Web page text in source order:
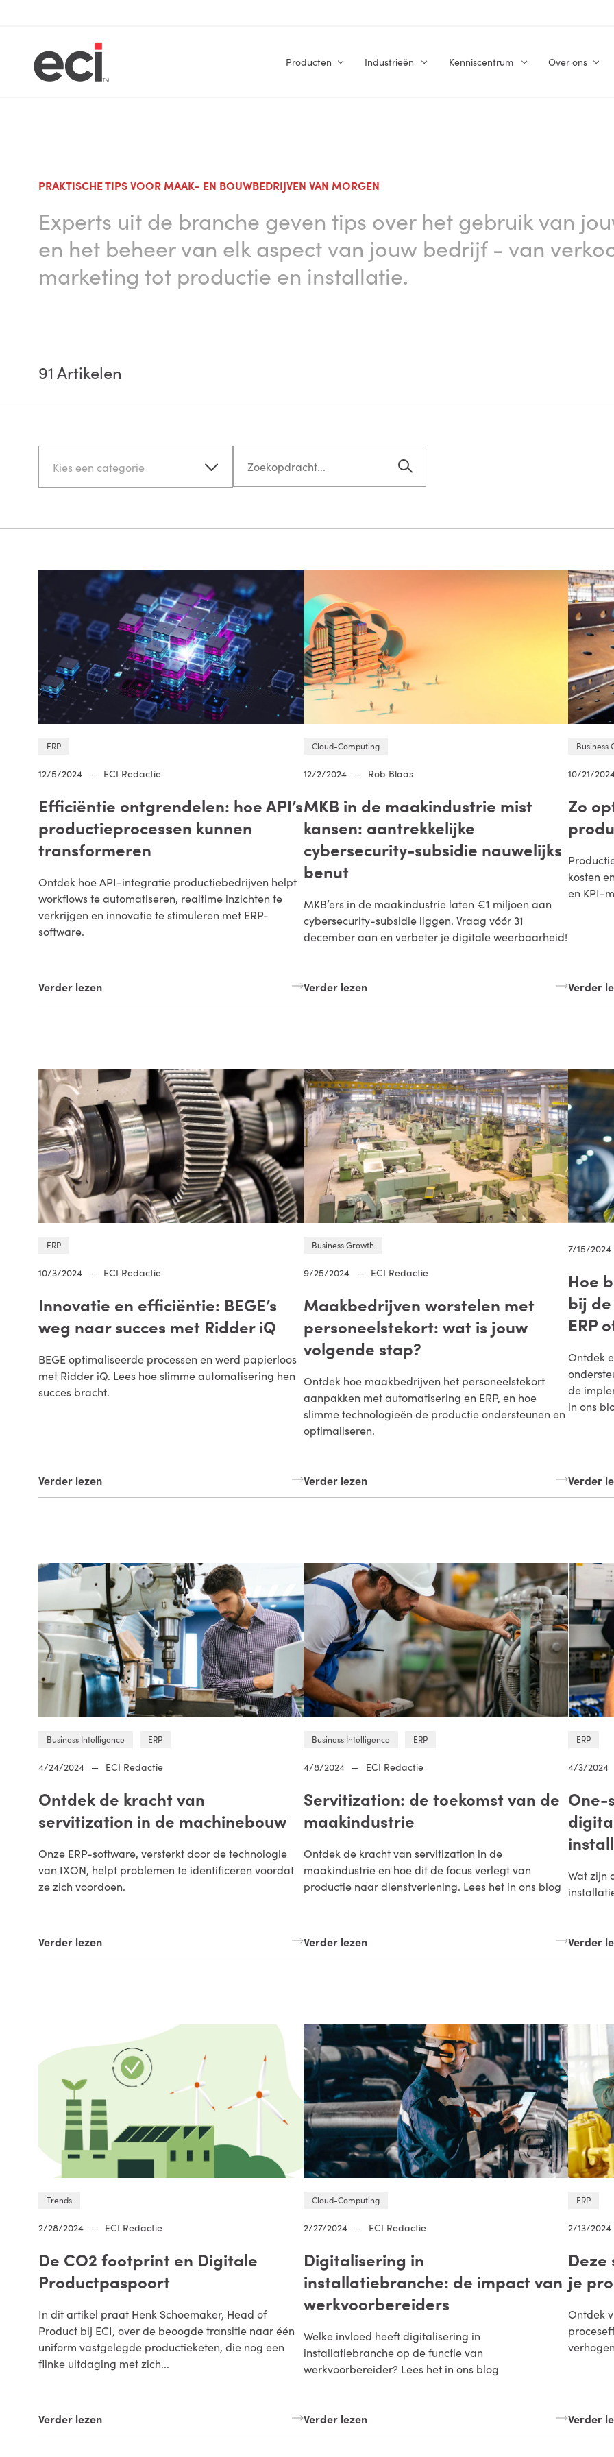
Producten Industrieën Kenniscentrum Over ons
PRAKTISCHE TIPS VOOR MAAK- EN BOUWBEDRIJVEN VAN MORGEN
Experts uit de branche geven tips over het gebruik van
en het beheer van elk aspect van jouw bedrijf - van
marketing tot productie en installatie.
91 Artikelen
Kies een categorie
ERP
12/5/2024 — ECI Redactie
Efficiëntie ontgrendelen: hoe API’s
productieprocessen kunnen
transformeren
Ontdek hoe API-integratie productiebedrijven helpt
workflows te automatiseren, realtime inzichten te
verkrijgen en innovatie te stimuleren met ERP-
software.
Verder lezen
Cloud-Computing
12/2/2024 — Rob Blaas
MKB in de maakindustrie mist
kansen: aantrekkelijke
cybersecurity-subsidie nauwelijks
benut
MKB’ers in de maakindustrie laten €1 miljoen aan
cybersecurity-subsidie liggen. Vraag vóór 31
december aan en verbeter je digitale weerbaarheid!
Verder lezen
Business
10/21/
Zo
kosten
en KPI-
Verder
ERP
10/3/2024 — ECI Redactie
Innovatie en efficiëntie: BEGE’s
weg naar succes met Ridder iQ
BEGE optimaliseerde processen en werd papierloos
met Ridder iQ. Lees hoe slimme automatisering hen
succes bracht.
Verder lezen
Business Growth
9/25/2024 — ECI Redactie
Maakbedrijven worstelen met
personeelstekort: wat is jouw
volgende stap?
Ontdek hoe maakbedrijven het personeelstekort
aanpakken met automatisering en ERP, en hoe
slimme technologieën de productie ondersteunen en
optimaliseren.
Verder lezen
7/15/2024
Hoe
bij
ERP
Ontdek
de
in ons
Verder
Business Intelligence ERP
4/24/2024 — ECI Redactie
Ontdek de kracht van
servitization in de machinebouw
Onze ERP-software, versterkt door de technologie
van IXON, helpt problemen te identificeren voordat
ze zich voordoen.
Verder lezen
Business Intelligence ERP
4/8/2024 — ECI Redactie
Servitization: de toekomst van de
maakindustrie
Ontdek de kracht van servitization in de
maakindustrie en hoe dit de focus verlegt van
productie naar dienstverlening. Lees het in ons blog
Verder lezen
ERP
4/3/2024
One-
Wat zijn
Verder
Trends
2/28/2024 — ECI Redactie
De CO2 footprint en Digitale
Productpaspoort
In dit artikel praat Henk Schoemaker, Head of
Product bij ECI, over de beoogde transitie naar één
uniform vastgelegde productieketen, die nog een
flinke uitdaging met zich...
Verder lezen
Cloud-Computing
2/27/2024 — ECI Redactie
Digitalisering in
installatiebranche: de impact van
werkvoorbereiders
Welke invloed heeft digitalisering in
installatiebranche op de functie van
werkvoorbereider? Lees het in ons blog
Verder lezen
ERP
2/13/2024
je
Ontdek
Verder